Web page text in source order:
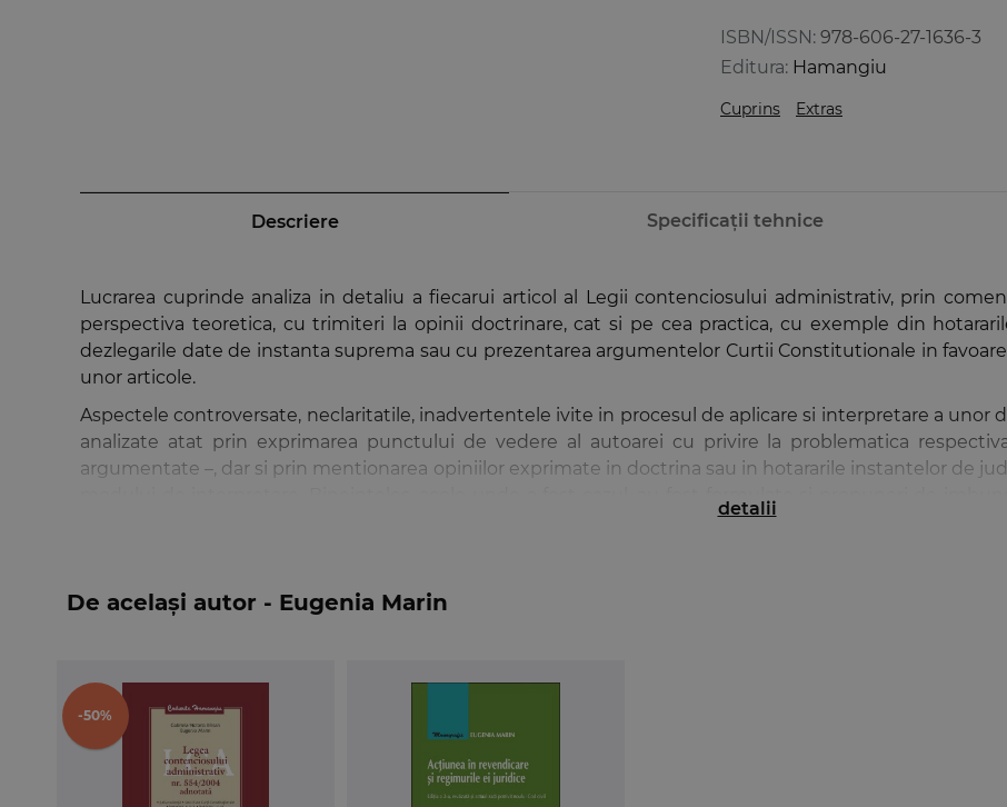
ISBN/ISSN: 978-606-27-1636-3
Editura: Hamangiu
Cuprins Extras
Descriere Specificații tehnice
Lucrarea cuprinde analiza in detaliu a fiecarui articol al Legii contenciosului administrativ, prin
perspectiva teoretica, cu trimiteri la opinii doctrinare, cat si pe cea practica, cu exemple din
dezlegarile date de instanta suprema sau cu prezentarea argumentelor Curtii Constitutionale in
unor articole.
Aspectele controversate, neclaritatile, inadvertentele ivite in procesul de aplicare si interpretare a unor
analizate atat prin exprimarea punctului de vedere al autoarei cu privire la problematica
argumentate –, dar si prin mentionarea opiniilor exprimate in doctrina sau in hotararile instantelor de
autoarea a indicat si istoricul reglementarii, deosebit de util pentru practicieni, tocmai pentru a usura
contencios administrativ, incepand ca judecator de curte de apel, odata cu intrarea in vigoare a Legii
dispozitiilor care pun destul de multe probleme de interpretare in practica.
Legea contenciosului administrativ nr. 554/2004. Comentariu pe articole
juridici), cat si publicului larg, toate explicatiile si comentariile fiind redactate intr-un limbaj clar si
dintre ele sunt tehnice, sa poata fi intelese si de catre persoanele care nu au studii juridice.
detalii
De același autor - Eugenia Marin
-50%